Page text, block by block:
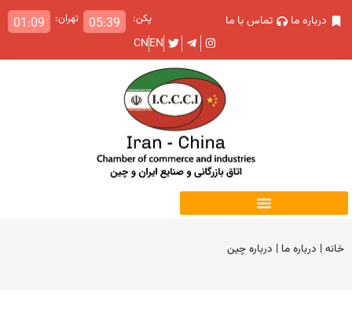
درباره ما تماس با ما پکن: 05:39 تهران: 01:09
EN
CN
خانه| درباره ما | درباره چین